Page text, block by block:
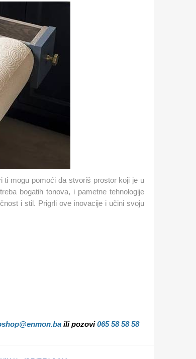
ti mogu pomoći da stvoriš prostor koji je u
bogatih tonova, i pametne tehnologije
i stil. Prigrli ove inovacije i učini svoju
ili pozovi065 58 58 58